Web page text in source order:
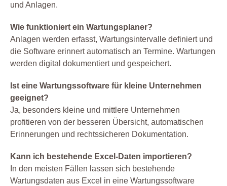
und Anlagen.
Wie funktioniert ein Wartungsplaner?
Anlagen werden erfasst, Wartungsintervalle definiert und
die Software erinnert automatisch an Termine. Wartungen
werden digital dokumentiert und gespeichert.
Ist eine Wartungssoftware für kleine Unternehmen
geeignet?
Ja, besonders kleine und mittlere Unternehmen
profitieren von der besseren Übersicht, automatischen
Erinnerungen und rechtssicheren Dokumentation.
Kann ich bestehende Excel-Daten importieren?
In den meisten Fällen lassen sich bestehende
Wartungsdaten aus Excel in eine Wartungssoftware